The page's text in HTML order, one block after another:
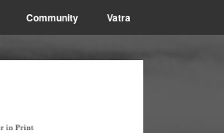
Community Vatra